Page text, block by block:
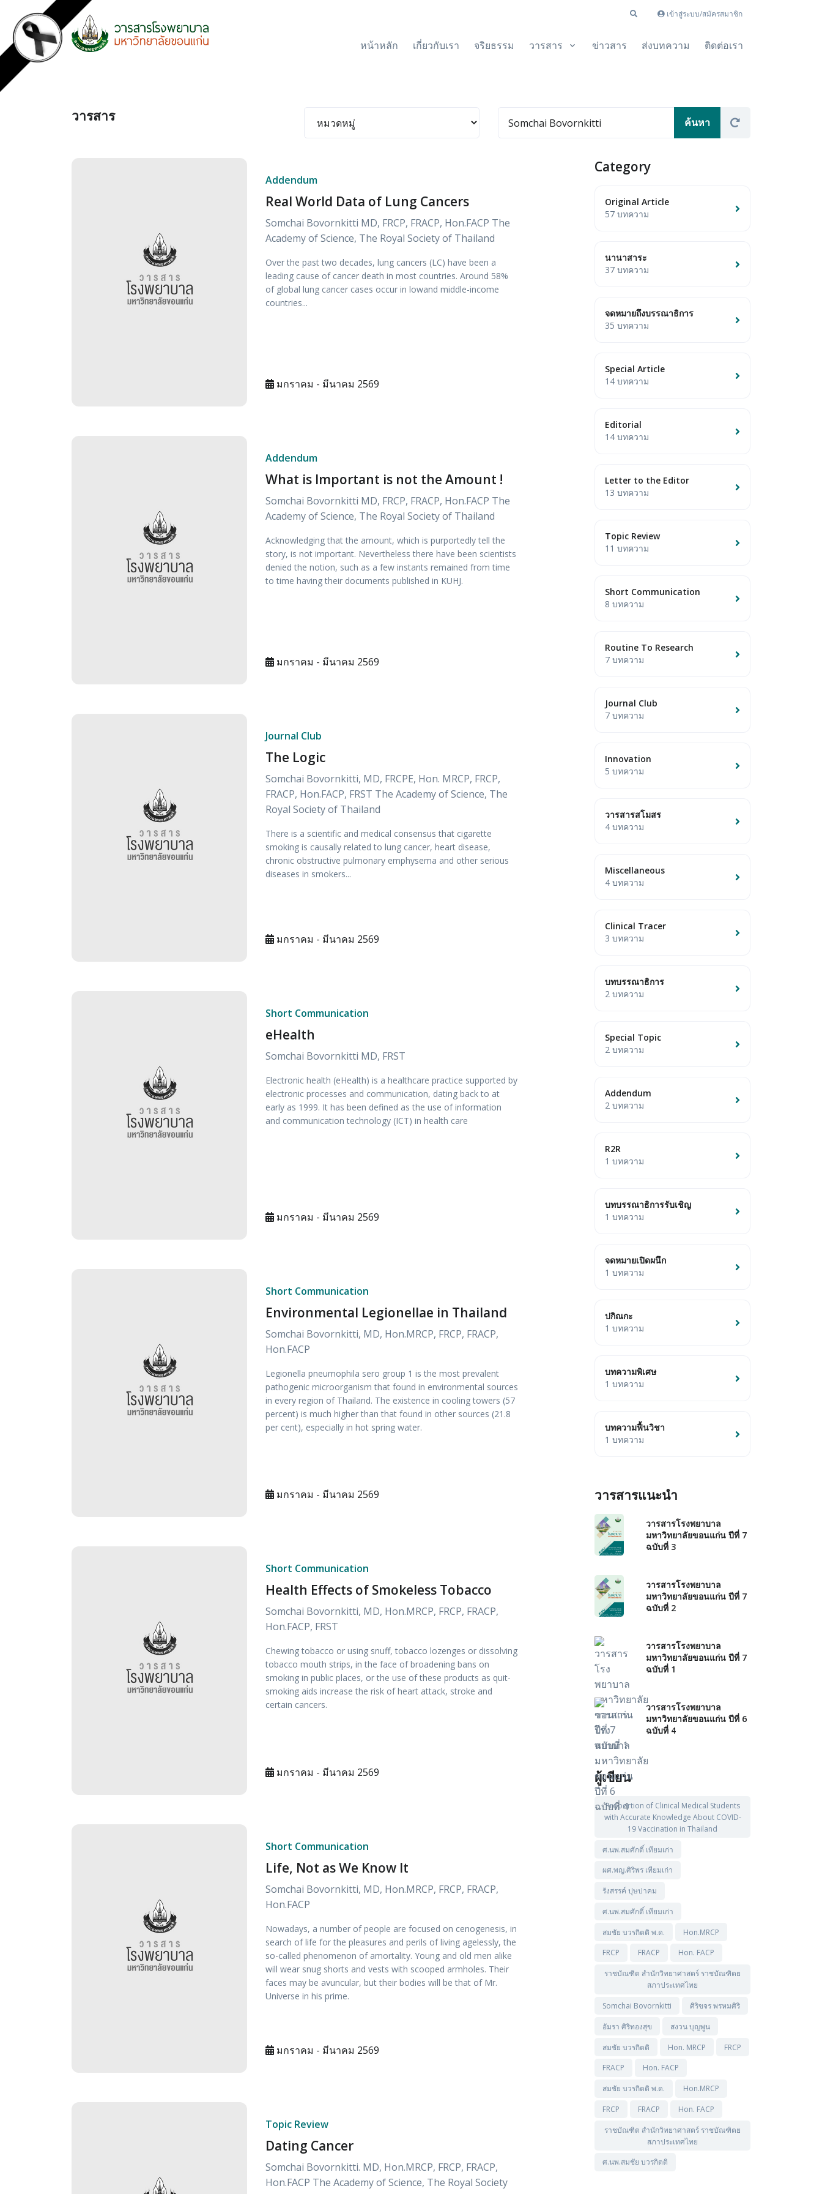
เข้าสู่ระบบ/สมัครสมาชิก
หน้าหลัก เกี่ยวกับเรา จริยธรรม วารสาร ข่าวสาร ส่งบทความ ติดต่อเรา
วารสาร
Addendum
Real World Data of Lung Cancers
Somchai Bovornkitti MD, FRCP, FRACP, Hon.FACP The
Academy of Science, The Royal Society of Thailand
Over the past two decades, lung cancers (LC) have been a
leading cause of cancer death in most countries. Around 58%
of global lung cancer cases occur in lowand middle-income
countries...
มกราคม - มีนาคม 2569
Addendum
What is Important is not the Amount !
Somchai Bovornkitti MD, FRCP, FRACP, Hon.FACP The
Academy of Science, The Royal Society of Thailand
Acknowledging that the amount, which is purportedly tell the
story, is not important. Nevertheless there have been scientists
denied the notion, such as a few instants remained from time
to time having their documents published in KUHJ.
มกราคม - มีนาคม 2569
Journal Club
The Logic
Somchai Bovornkitti, MD, FRCPE, Hon. MRCP, FRCP,
FRACP, Hon.FACP, FRST The Academy of Science, The
Royal Society of Thailand
There is a scientific and medical consensus that cigarette
smoking is causally related to lung cancer, heart disease,
chronic obstructive pulmonary emphysema and other serious
diseases in smokers...
มกราคม - มีนาคม 2569
Short Communication
eHealth
Somchai Bovornkitti MD, FRST
Electronic health (eHealth) is a healthcare practice supported by
electronic processes and communication, dating back to at
early as 1999. It has been defined as the use of information
and communication technology (ICT) in health care
มกราคม - มีนาคม 2569
Short Communication
Environmental Legionellae in Thailand
Somchai Bovornkitti, MD, Hon.MRCP, FRCP, FRACP,
Hon.FACP
Legionella pneumophila sero group 1 is the most prevalent
pathogenic microorganism that found in environmental sources
in every region of Thailand. The existence in cooling towers (57
percent) is much higher than that found in other sources (21.8
per cent), especially in hot spring water.
มกราคม - มีนาคม 2569
Short Communication
Health Effects of Smokeless Tobacco
Somchai Bovornkitti, MD, Hon.MRCP, FRCP, FRACP,
Hon.FACP, FRST
Chewing tobacco or using snuff, tobacco lozenges or dissolving
tobacco mouth strips, in the face of broadening bans on
smoking in public places, or the use of these products as quit-
smoking aids increase the risk of heart attack, stroke and
certain cancers.
มกราคม - มีนาคม 2569
Short Communication
Life, Not as We Know It
Somchai Bovornkitti, MD, Hon.MRCP, FRCP, FRACP,
Hon.FACP
Nowadays, a number of people are focused on cenogenesis, in
search of life for the pleasures and perils of living agelessly, the
so-called phenomenon of amortality. Young and old men alike
will wear snug shorts and vests with scooped armholes. Their
faces may be avuncular, but their bodies will be that of Mr.
Universe in his prime.
มกราคม - มีนาคม 2569
Topic Review
Dating Cancer
Somchai Bovornkitti. MD, Hon.MRCP, FRCP, FRACP,
Hon.FACP The Academy of Science, The Royal Society
Category
Original Article
57 บทความ
นานาสาระ
37 บทความ
จดหมายถึงบรรณาธิการ
35 บทความ
Special Article
14 บทความ
Editorial
14 บทความ
Letter to the Editor
13 บทความ
Topic Review
11 บทความ
Short Communication
8 บทความ
Routine To Research
7 บทความ
Journal Club
7 บทความ
Innovation
5 บทความ
วารสารสโมสร
4 บทความ
Miscellaneous
4 บทความ
Clinical Tracer
3 บทความ
บทบรรณาธิการ
2 บทความ
Special Topic
2 บทความ
Addendum
2 บทความ
R2R
1 บทความ
บทบรรณาธิการรับเชิญ
1 บทความ
จดหมายเปิดผนึก
1 บทความ
ปกิณกะ
1 บทความ
บทความพิเศษ
1 บทความ
บทความฟื้นวิชา
1 บทความ
วารสารแนะนำ
วารสารโรงพยาบาล
มหาวิทยาลัยขอนแก่น ปีที่ 7
ฉบับที่ 3
วารสารโรงพยาบาล
มหาวิทยาลัยขอนแก่น ปีที่ 7
ฉบับที่ 2
วารสารโรงพยาบาล
มหาวิทยาลัยขอนแก่น ปีที่ 7
ฉบับที่ 1
วารสารโรงพยาบาล
มหาวิทยาลัยขอนแก่น ปีที่ 6
ฉบับที่ 4
ผู้เขียน
Proportion of Clinical Medical Students
with Accurate Knowledge About COVID-
19 Vaccination in Thailand
ศ.นพ.สมศักดิ์ เทียมเก่า
ผศ.พญ.ศิริพร เทียมเก่า
รังสรรค์ ปุษปาคม
ศ.นพ.สมศักดิ์ เทียมเก่า
สมชัย บวรกิตติ พ.ด.
Hon.MRCP
FRCP
FRACP
Hon. FACP
ราชบัณฑิต สำนักวิทยาศาสตร์ ราชบัณฑิตย
สภาประเทศไทย
Somchai Bovornkitti
ศิริขจร พรหมศิริ
อัมรา ศิริทองสุข
สงวน บุญพูน
สมชัย บวรกิตติ
Hon. MRCP
FRCP
FRACP
Hon. FACP
สมชัย บวรกิตติ พ.ด.
Hon.MRCP
FRCP
FRACP
Hon. FACP
ราชบัณฑิต สำนักวิทยาศาสตร์ ราชบัณฑิตย
สภาประเทศไทย
ศ.นพ.สมชัย บวรกิตติ